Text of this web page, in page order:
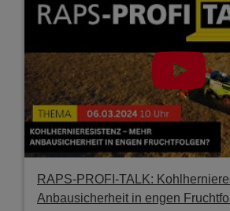
RAPS-PROFI-TALK:
Anbausicherheit in engen